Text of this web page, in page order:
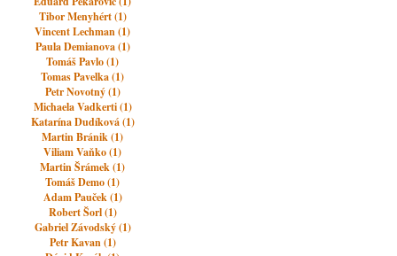
Tibor Menyhért (1)
Vincent Lechman (1)
Paula Demianova (1)
Tomáš Pavlo (1)
Tomas Pavelka (1)
Petr Novotný (1)
Michaela Vadkerti (1)
Katarína Dudíková (1)
Martin Bránik (1)
Viliam Vaňko (1)
Martin Šrámek (1)
Tomáš Demo (1)
Adam Pauček (1)
Robert Šorl (1)
Gabriel Závodský (1)
Petr Kavan (1)